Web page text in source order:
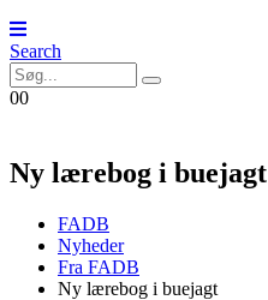
Search
00
Ny lærebog i buejagt
FADB
Nyheder
Fra FADB
Ny lærebog i buejagt